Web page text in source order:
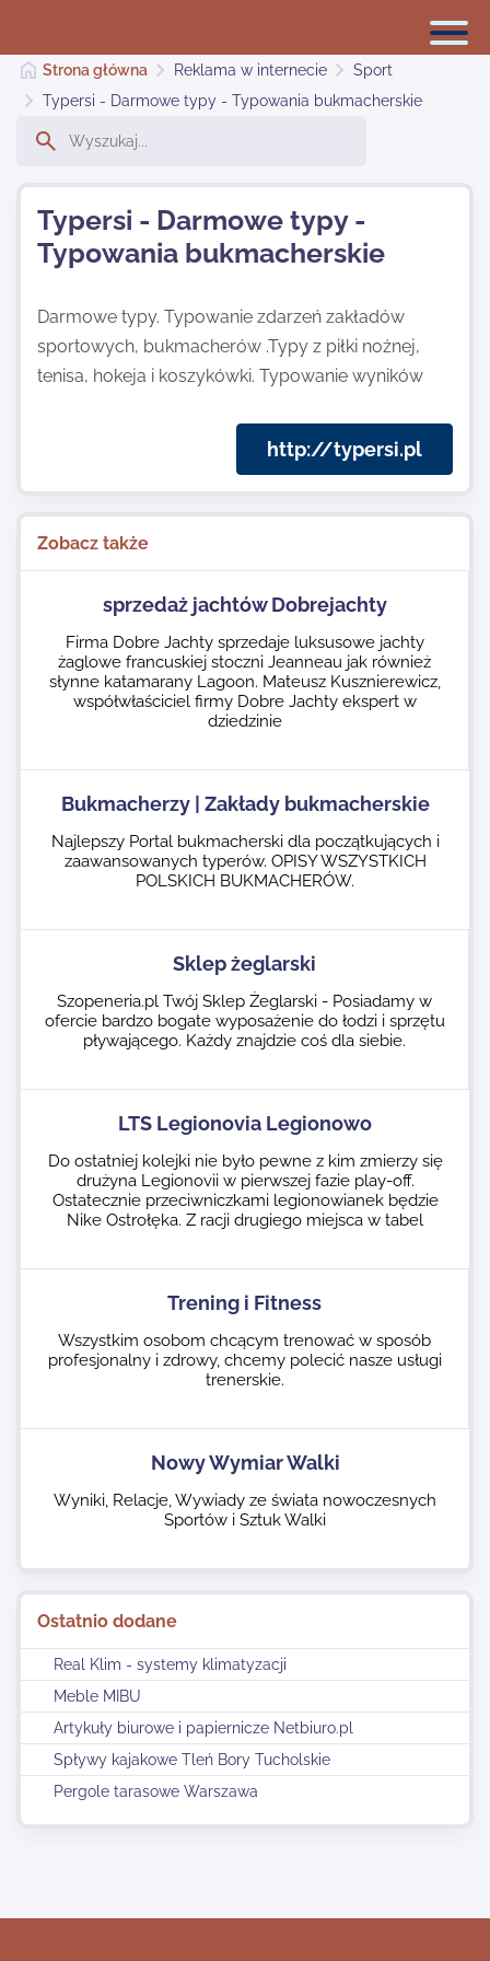
Dodaj stronę
Najnowsze
Kontakt
Strona główna Reklama w internecie
Sport
Typersi - Darmowe typy - Typowania bukmacherskie
Ostatnio dodane
Real Klim - systemy klimatyzacji
Meble MIBU
Artykuły biurowe i papiernicze Netbiuro.pl
Spływy kajakowe Tleń Bory Tucholskie
Pergole tarasowe Warszawa
Typersi - Darmowe typy -
Typowania bukmacherskie
Darmowe typy. Typowanie zdarzeń zakładów
sportowych, bukmacherów .Typy z piłki nożnej,
tenisa, hokeja i koszykówki. Typowanie wyników
http://typersi.pl
Zobacz także
sprzedaż jachtów Dobrejachty
Firma Dobre Jachty sprzedaje luksusowe jachty
żaglowe francuskiej stoczni Jeanneau jak również
słynne katamarany Lagoon. Mateusz Kusznierewicz,
współwłaściciel firmy Dobre Jachty ekspert w
dziedzinie
Bukmacherzy | Zakłady bukmacherskie
Najlepszy Portal bukmacherski dla początkujących i
zaawansowanych typerów. OPISY WSZYSTKICH
POLSKICH BUKMACHERÓW.
Sklep żeglarski
Szopeneria.pl Twój Sklep Żeglarski - Posiadamy w
ofercie bardzo bogate wyposażenie do łodzi i sprzętu
pływającego. Każdy znajdzie coś dla siebie.
LTS Legionovia Legionowo
Do ostatniej kolejki nie było pewne z kim zmierzy się
drużyna Legionovii w pierwszej fazie play-off.
Ostatecznie przeciwniczkami legionowianek będzie
Nike Ostrołęka. Z racji drugiego miejsca w tabel
Trening i Fitness
Wszystkim osobom chcącym trenować w sposób
profesjonalny i zdrowy, chcemy polecić nasze usługi
trenerskie.
Nowy Wymiar Walki
Wyniki, Relacje, Wywiady ze świata nowoczesnych
Sportów i Sztuk Walki